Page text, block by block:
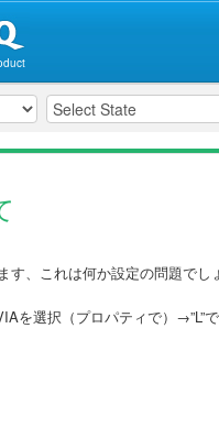
す、これは何か設定の問題でし
を選択（プロパティで）→”L”